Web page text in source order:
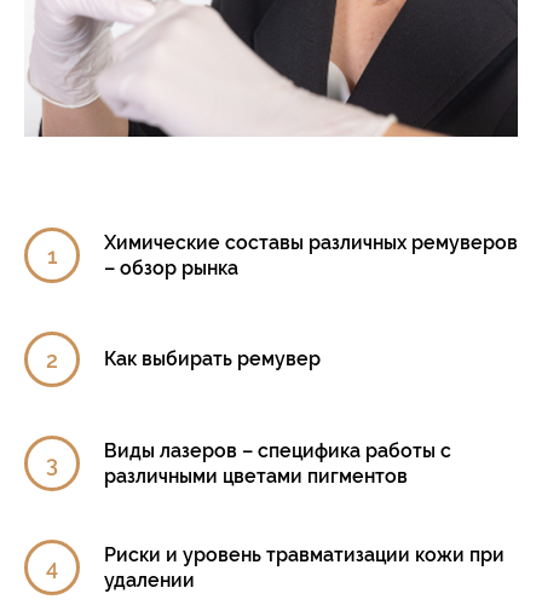
Химические составы различных ремуверов
– обзор рынка
Как выбирать ремувер
Виды лазеров – специфика работы с
различными цветами пигментов
Риски и уровень травматизации кожи при
удалении